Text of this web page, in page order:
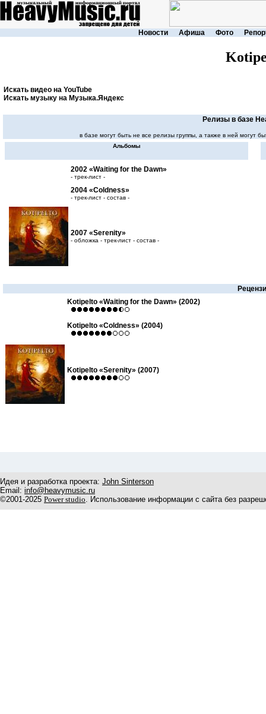
Новости Афиша Фото
Искать видео на YouTube
Искать музыку на Музыка.Яндекс
Релизы в базе
в базе могут быть не все релизы группы, а также в ней
Альбомы
2002 «Waiting for the Dawn»
- трек-лист -
2004 «Coldness»
- трек-лист - состав -
2007 «Serenity»
- обложка - трек-лист - состав -
Kotipelto «Waiting for the Dawn» (2002)
Kotipelto «Coldness» (2004)
Kotipelto «Serenity» (2007)
Идея и разработка проекта: John Sinterson
Email: info@heavymusic.ru
©2001-2025 Power studio. Использование информации с сайта без